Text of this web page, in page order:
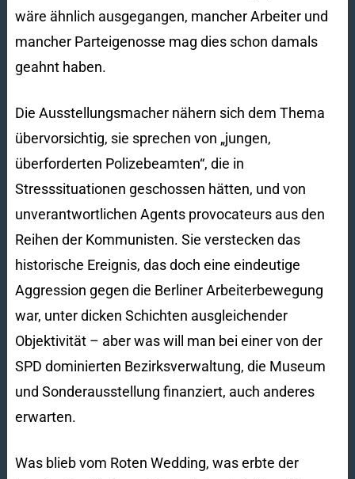
wäre ähnlich ausgegangen, mancher Arbeiter und
mancher Parteigenosse mag dies schon damals
geahnt haben.
Die Ausstellungsmacher nähern sich dem Thema
übervorsichtig, sie sprechen von „jungen,
überforderten Polizebeamten“, die in
Stresssituationen geschossen hätten, und von
unverantwortlichen Agents provocateurs aus den
Reihen der Kommunisten. Sie verstecken das
historische Ereignis, das doch eine eindeutige
Aggression gegen die Berliner Arbeiterbewegung
war, unter dicken Schichten ausgleichender
Objektivität – aber was will man bei einer von der
SPD dominierten Bezirksverwaltung, die Museum
und Sonderausstellung finanziert, auch anderes
erwarten.
Was blieb vom Roten Wedding, was erbte der